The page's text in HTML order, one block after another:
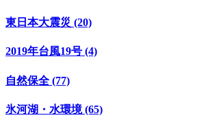
東日本大震災 (20)
2019年台風19号 (4)
自然保全 (77)
氷河湖・水環境 (65)